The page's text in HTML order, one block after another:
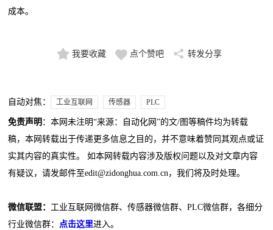
成本。
我要收藏 点个赞吧 转发分享
自动对焦： 工业互联网 传感器 PLC
免责声明 ：本网未注明“来源：自动化网”的文/图等稿件均为转载
稿，本网转载出于传递更多信息之目的，并不意味着赞同其观点或证
实其内容的真实性。 如本网转载内容涉及版权问题以及对文章内容
有疑议，请发邮件至edit@zidonghua.com.cn，我们将及时处理。
微信联盟： 工业互联网微信群、传感器微信群、PLC微信群，各细分
行业微信群：
点击这里进入。